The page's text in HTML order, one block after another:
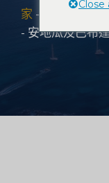
家 -
- 安地瓜及巴布